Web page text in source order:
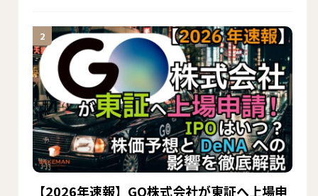
【2026年速報】GO株式会社が東証へ上場申